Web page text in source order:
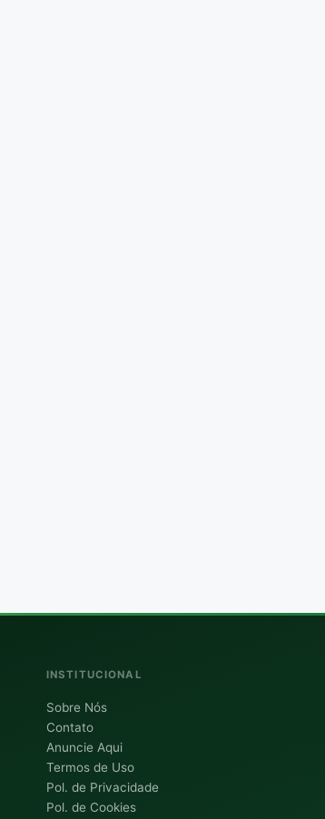
INSTITUCIONAL
Sobre Nós
Contato
Anuncie Aqui
Termos de Uso
Pol. de Privacidade
Pol. de Cookies